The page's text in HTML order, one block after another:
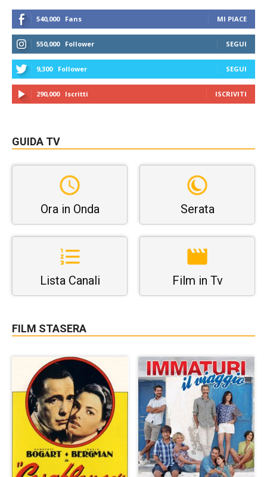
540,000 Fans MI PIACE
550,000 Follower SEGUI
9,300 Follower SEGUI
290,000 Iscritti ISCRIVITI
GUIDA TV
Ora in Onda Serata
Lista Canali Film in Tv
FILM STASERA